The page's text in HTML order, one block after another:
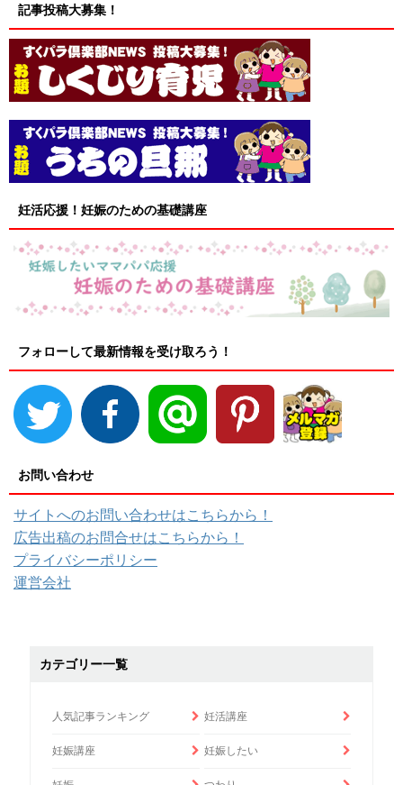
記事投稿大募集！
妊活応援！妊娠のための基礎講座
フォローして最新情報を受け取ろう！
お問い合わせ
サイトへのお問い合わせはこちらから！
広告出稿のお問合せはこちらから！
プライバシーポリシー
運営会社
カテゴリー一覧
人気記事ランキング 妊活講座
妊娠講座 妊娠したい